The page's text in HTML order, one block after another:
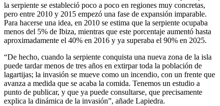
la serpiente se estableció poco a poco en regiones muy concretas,
pero entre 2010 y 2015 empezó una fase de expansión imparable.
Para hacerse una idea, en 2010 se estima que la serpiente ocupaba
menos del 5% de Ibiza, mientras que este porcentaje aumentó hasta
aproximadamente el 40% en 2016 y ya superaba el 90% en 2025.
“De hecho, cuando la serpiente conquista una nueva zona de la isla
puede tardar menos de tres años en extirpar toda la población de
lagartijas; la invasión se mueve como un incendio, con un frente que
avanza a medida que se acaba la comida. Tenemos un estudio a
punto de publicar, y que ya puede consultarse, que precisamente
explica la dinámica de la invasión”, añade Lapiedra.